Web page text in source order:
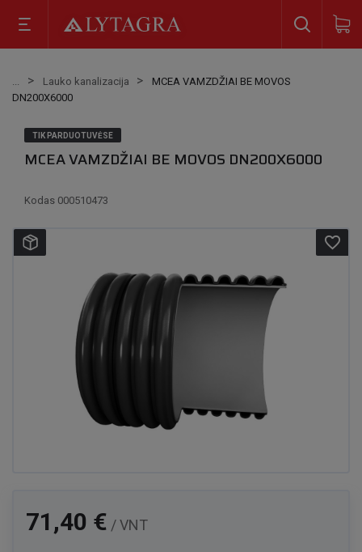
Lauko kanalizacija
MCEA VAMZDŽIAI BE MOVOS
DN200X6000
TIK PARDUOTUVĖSE
MCEA VAMZDŽIAI BE MOVOS DN200X6000
Kodas 000510473
favorite_border
71,40 € / VNT